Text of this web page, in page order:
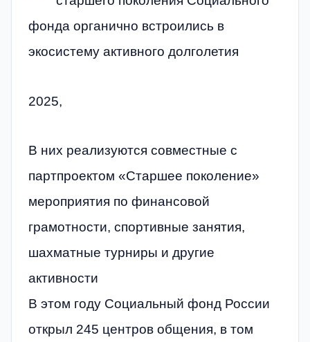
фонда органично встроились в
экосистему активного долголетия
2025,
В них реализуются совместные с
партпроектом «Старшее поколение»
мероприятия по финансовой
грамотности, спортивные занятия,
шахматные турниры и другие
активности
В этом году Социальный фонд России
открыл 245 центров общения, в том